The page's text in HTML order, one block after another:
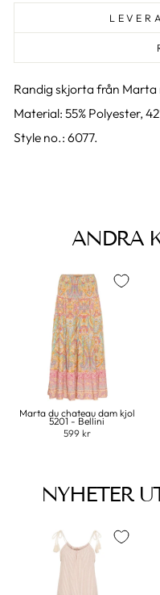
Randig skjorta från
Material: 55% Polyester,
Style no.: 6077.
ANDRA
Marta du chateau dam kjol
5201 - Bellini
599 kr
NYHETER